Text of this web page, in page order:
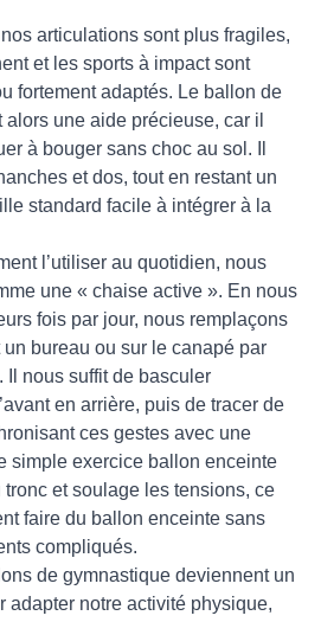
articulations sont plus fragiles,
et les sports à impact sont
fortement adaptés. Le ballon de
une aide précieuse, car il
à bouger sans choc au sol. Il
et dos, tout en restant un
standard facile à intégrer à la
l’utiliser au quotidien, nous
une « chaise active ». En nous
fois par jour, nous remplaçons
bureau ou sur le canapé par
Il nous suffit de basculer
en arrière, puis de tracer de
ces gestes avec une
simple exercice ballon enceinte
et soulage les tensions, ce
faire du ballon enceinte sans
compliqués.
de gymnastique deviennent un
adapter notre activité physique,